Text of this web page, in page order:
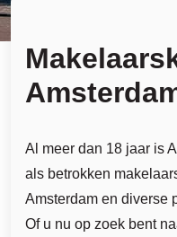
Al meer dan 18 jaar is
als betrokken
Amsterdam en diverse
Of u nu op zoek bent